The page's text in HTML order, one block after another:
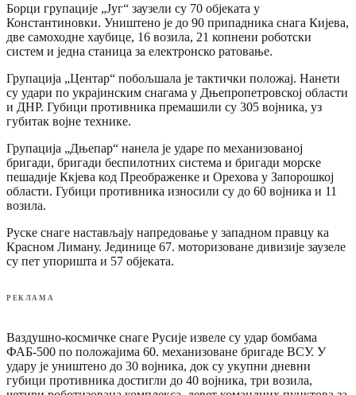
Борци групације „Југ“ заузели су 70 објеката у
Константиновки. Уништено је до 90 припадника снага Кијева,
две самоходне хаубице, 16 возила, 21 копнени роботски
систем и једна станица за електронско ратовање.
Групација „Центар“ побољшала је тактички положај. Нанети
су удари по украјинским снагама у Дњепропетровској области
и ДНР. Губици противника премашили су 305 војника, уз
губитак војне технике.
Групација „Дњепар“ нанела је ударе по механизованој
бригади, бригади беспилотних система и бригади морске
пешадије Ккјева код Преображенке и Орехова у Запорошкој
области. Губици противника износили су до 60 војника и 11
возила.
Руске снаге настављају напредовање у западном правцу ка
Красном Лиману. Јединице 67. моторизоване дивизије заузеле
су пет упоришта и 57 објеката.
РЕКЛАМА
Ваздушно-космичке снаге Русије извеле су удар бомбама
ФАБ-500 по положајима 60. механизоване бригаде ВСУ. У
удару је уништено до 30 војника, док су укупни дневни
губици противника достигли до 40 војника, три возила,